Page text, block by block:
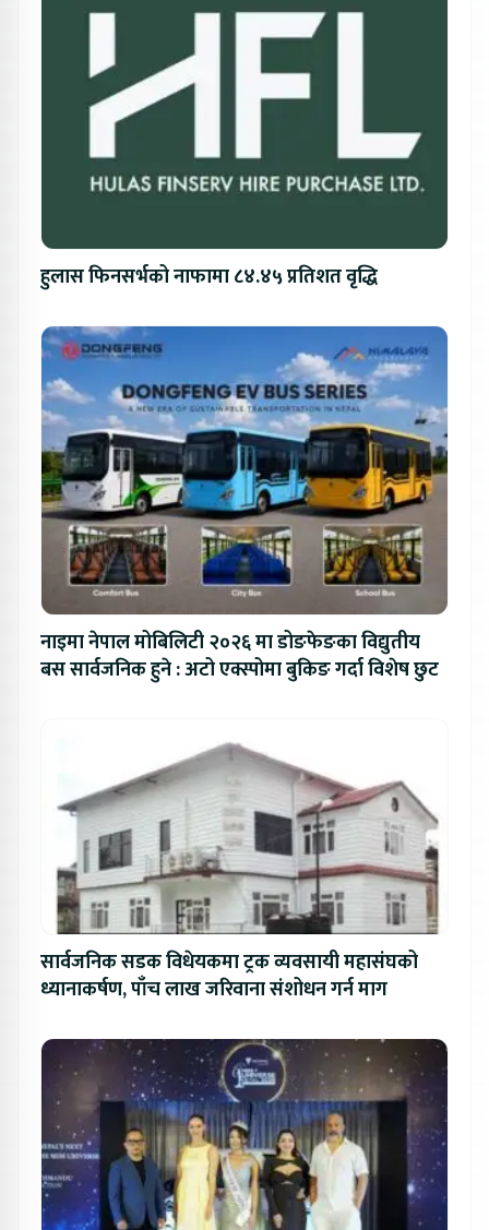
हुलास फिनसर्भको नाफामा ८४.४५ प्रतिशत वृद्धि
नाइमा नेपाल मोबिलिटी २०२६ मा डोङफेङका विद्युतीय
बस सार्वजनिक हुने : अटो एक्स्पोमा बुकिङ गर्दा विशेष छुट
सार्वजनिक सडक विधेयकमा ट्रक व्यवसायी महासंघको
ध्यानाकर्षण, पाँच लाख जरिवाना संशोधन गर्न माग